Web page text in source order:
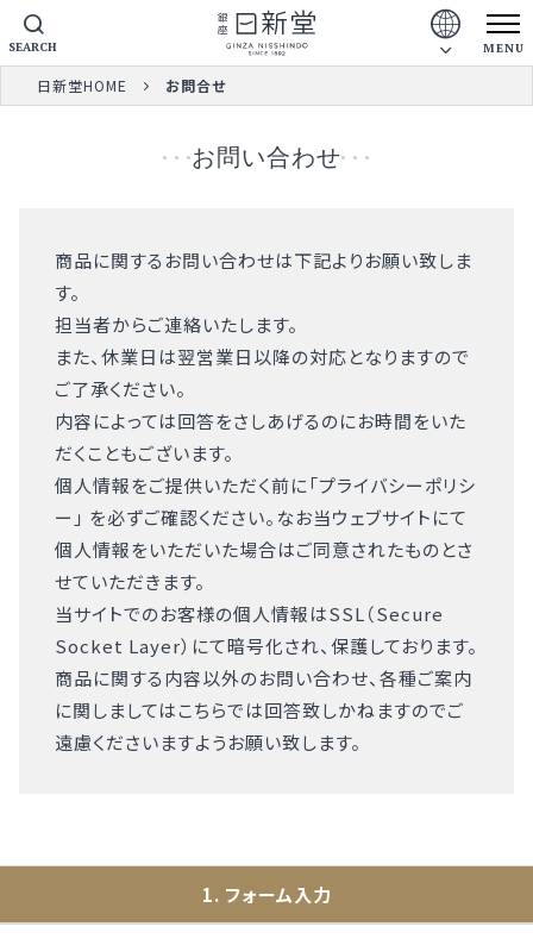
MENU
SEARCH
日新堂HOME お問合せ
お問い合わせ
商品に関するお問い合わせは下記よりお願い致しま
す。
担当者からご連絡いたします。
また、休業日は翌営業日以降の対応となりますので
ご了承ください。
内容によっては回答をさしあげるのにお時間をいた
だくこともございます。
個人情報をご提供いただく前に「プライバシーポリシ
ー 」 を必ずご確認ください。なお当ウェブサイトにて
個人情報をいただいた場合はご同意されたものとさ
せていただきます。
当サイトでのお客様の個人情報はSSL（Secure
Socket Layer）にて暗号化され、保護しております。
商品に関する内容以外のお問い合わせ、各種ご案内
に関しましてはこちらでは回答致しかねますのでご
遠慮くださいますようお願い致します。
1. フォーム入力